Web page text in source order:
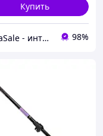
Купить
MegaSale - интернет-супермаркет 98%